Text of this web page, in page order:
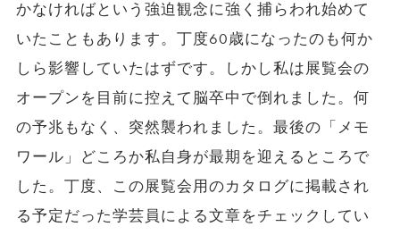
かなければという強迫観念に強く捕らわれ始めて
いたこともあります。丁度60歳になったのも何か
しら影響していたはずです。しかし私は展覧会の
オープンを目前に控えて脳卒中で倒れました。何
の予兆もなく、突然襲われました。最後の「メモ
ワール」どころか私自身が最期を迎えるところで
した。丁度、この展覧会用のカタログに掲載され
る予定だった学芸員による文章をチェックしてい